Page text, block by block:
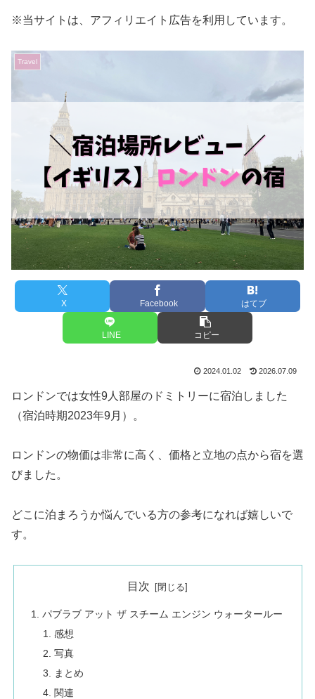
※当サイトは、アフィリエイト広告を利用しています。
Travel
X Facebook はてブ
LINE コピー
2024.01.02 2026.07.09
ロンドンでは女性9人部屋のドミトリーに宿泊しました
（宿泊時期2023年9月）。
ロンドンの物価は非常に高く、価格と立地の点から宿を選
びました。
どこに泊まろうか悩んでいる方の参考になれば嬉しいで
す。
目次
パブラブ アット ザ スチーム エンジン ウォータールー
感想
写真
まとめ
関連